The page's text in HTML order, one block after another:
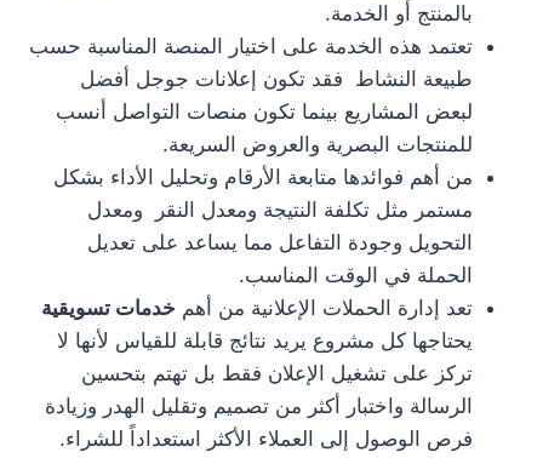
بالمنتج أو الخدمة.
تعتمد هذه الخدمة على اختيار المنصة المناسبة حسب
طبيعة النشاط فقد تكون إعلانات جوجل أفضل
لبعض المشاريع بينما تكون منصات التواصل أنسب
للمنتجات البصرية والعروض السريعة.
من أهم فوائدها متابعة الأرقام وتحليل الأداء بشكل
مستمر مثل تكلفة النتيجة ومعدل النقر ومعدل
التحويل وجودة التفاعل مما يساعد على تعديل
الحملة في الوقت المناسب.
تعد إدارة الحملات الإعلانية من أهم خدمات تسويقية
يحتاجها كل مشروع يريد نتائج قابلة للقياس لأنها لا
تركز على تشغيل الإعلان فقط بل تهتم بتحسين
الرسالة واختبار أكثر من تصميم وتقليل الهدر وزيادة
فرص الوصول إلى العملاء الأكثر استعداداً للشراء.